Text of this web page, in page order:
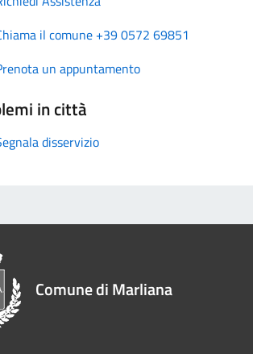
il comune +39 0572 69851
un appuntamento
in città
disservizio
Comune di Marliana